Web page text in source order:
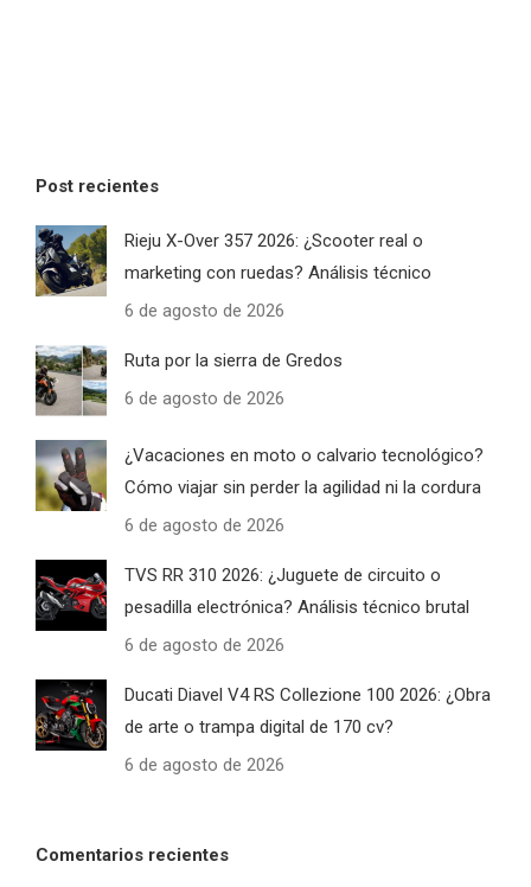
Post recientes
Rieju X-Over 357 2026: ¿Scooter real o
marketing con ruedas? Análisis técnico
6 de agosto de 2026
Ruta por la sierra de Gredos
6 de agosto de 2026
¿Vacaciones en moto o calvario tecnológico?
Cómo viajar sin perder la agilidad ni la cordura
6 de agosto de 2026
TVS RR 310 2026: ¿Juguete de circuito o
pesadilla electrónica? Análisis técnico brutal
6 de agosto de 2026
Ducati Diavel V4 RS Collezione 100 2026: ¿Obra
de arte o trampa digital de 170 cv?
6 de agosto de 2026
Comentarios recientes